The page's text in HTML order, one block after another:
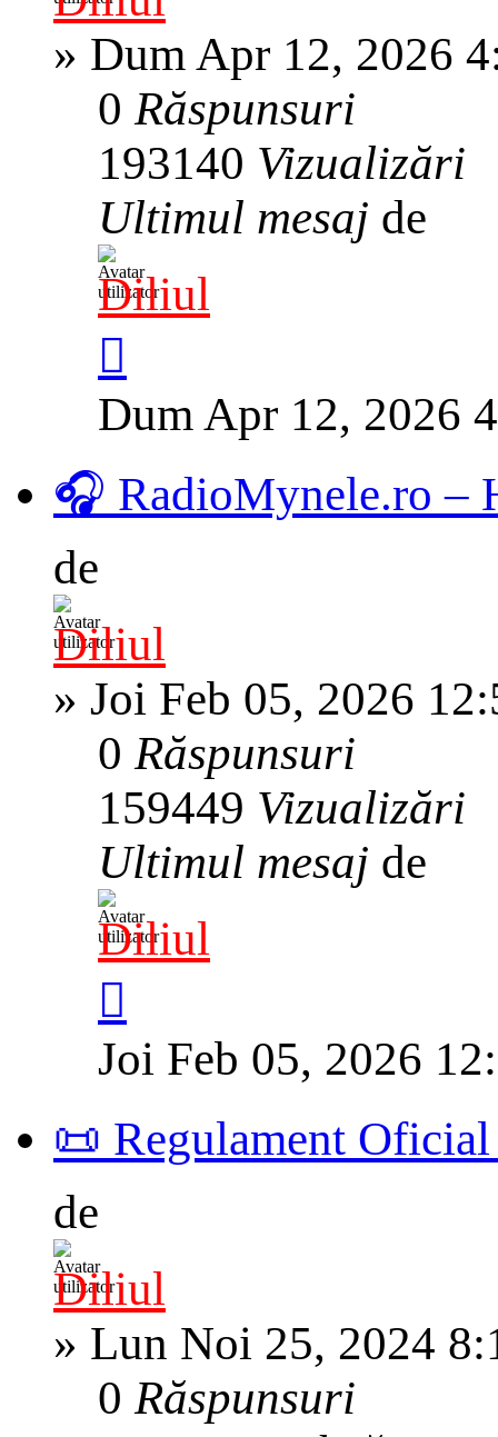
» Dum Apr 12, 2026
0Răspunsuri
193140 Vizualizări
Ultimul mesaj de
Diliul
Dum Apr 12, 2026
🎧 RadioMynele.ro –
de
Diliul
» Joi Feb 05, 2026
0Răspunsuri
159449 Vizualizări
Ultimul mesaj de
Diliul
Joi Feb 05, 2026
📜 Regulament
de
Diliul
» Lun Noi 25, 2024
0Răspunsuri